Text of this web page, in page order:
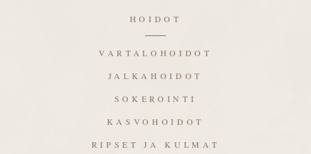
HOIDOT
VARTALOHOIDOT
JALKAHOIDOT
SOKEROINTI
KASVOHOIDOT
RIPSET JA KULMAT